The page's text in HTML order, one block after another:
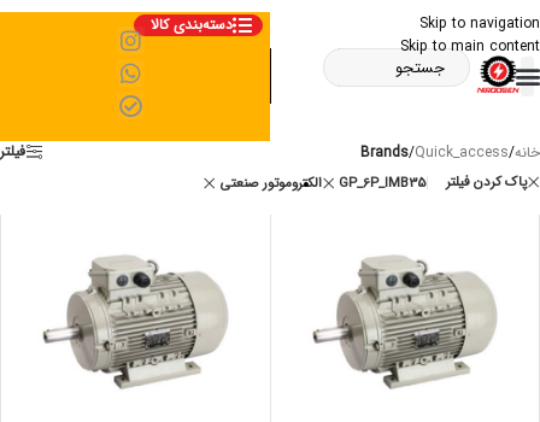
Skip to navigation
Skip to main content
دسته‌بندی کالا
خانه/
Quick_access
/
Brands فیلتر
پاک کردن فیلتر الکتروموتور صنعتی GP_6P_IMB35